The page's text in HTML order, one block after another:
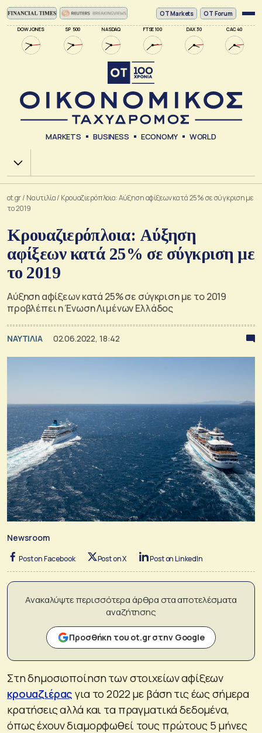
DOW JONES SP 500 NASDAQ FTSE 100 DAX 30 CAC 40
ΟΤ Markets OT Forum
MARKETS BUSINESS ECONOMY WORLD
Χ.Α.
ot.gr/ Ναυτιλία/ Κρουαζιερόπλοια: Αύξηση αφίξεων κατά 25% σε σύγκριση με
το 2019
Κρουαζιερόπλοια: Αύξηση
αφίξεων κατά 25% σε σύγκριση με
το 2019
Αύξηση αφίξεων κατά 25% σε σύγκριση με το 2019
προβλέπει η Ένωση Λιμένων Ελλάδος
ΝΑΥΤΙΛΙΑ 02.06.2022, 18:42
Newsroom
Post on Facebook Post on X Post on LinkedIn
Ανακαλύψτε περισσότερα άρθρα στα αποτελέσματα
αναζήτησης
Προσθήκη του ot.gr στην Google
Στη δημοσιοποίηση των στοιχείων αφίξεων
κρουαζιέρας για το 2022 με βάση τις έως σήμερα
κρατήσεις αλλά και τα πραγματικά δεδομένα,
όπως έχουν διαμορφωθεί τους πρώτους 5 μήνες